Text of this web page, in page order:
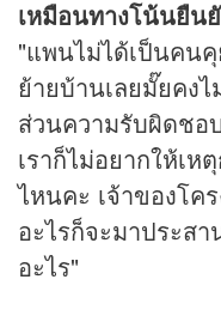
เหมือนทางโน้นยืน
"แพนไม่ได้เป็นคน
ย้ายบ้านเลยมั๊ยคง
ส่วนความรับผิดชอ
เราก็ไม่อยากให้เ
ไหนคะ เจ้าของโค
อะไรก็จะมาประส
อะไร"